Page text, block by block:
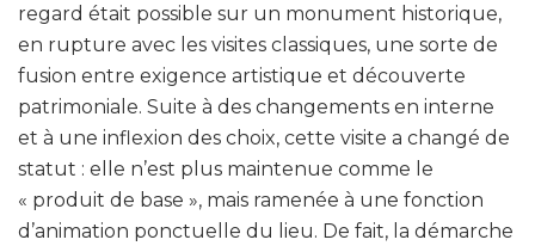
regard était possible sur un monument historique,
en rupture avec les visites classiques, une sorte de
fusion entre exigence artistique et découverte
patrimoniale. Suite à des changements en interne
et à une inflexion des choix, cette visite a changé de
statut : elle n’est plus maintenue comme le
« produit de base », mais ramenée à une fonction
d’animation ponctuelle du lieu. De fait, la démarche